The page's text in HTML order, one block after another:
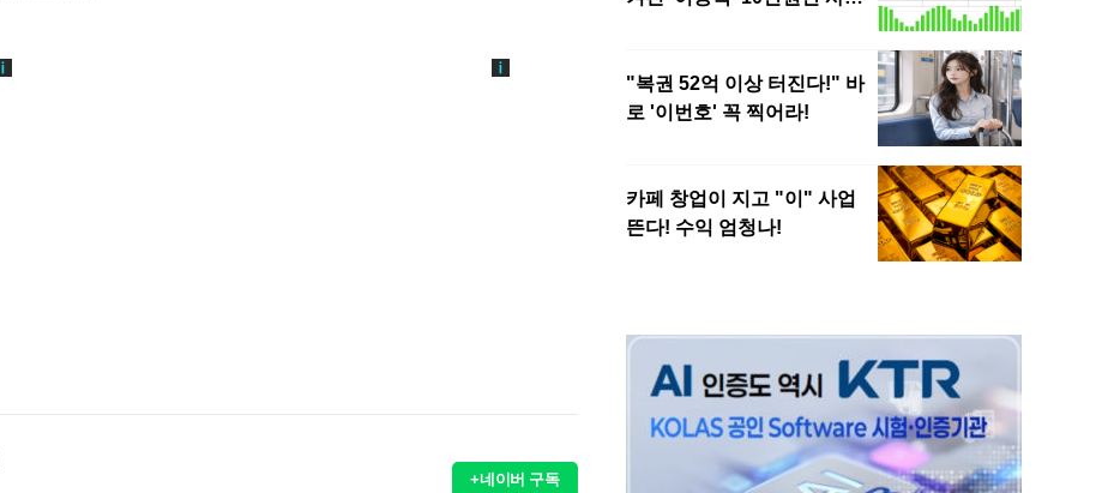
+네이버 구독